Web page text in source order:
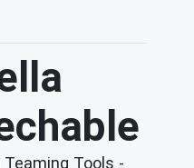
Tools -